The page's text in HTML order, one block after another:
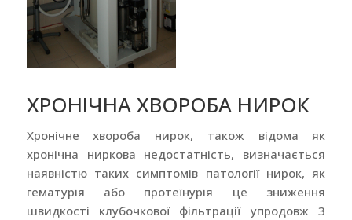
ХРОНІЧНА ХВОРОБА НИРОК
Хронічне хвороба нирок, також відома як
хронічна ниркова недостатність, визначається
наявністю таких симптомів патології нирок, як
гематурія або протеїнурія це зниження
швидкості клубочкової фільтрації упродовж 3